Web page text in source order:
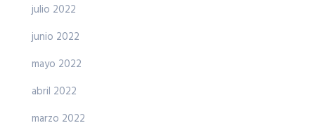
julio 2022
junio 2022
mayo 2022
abril 2022
marzo 2022